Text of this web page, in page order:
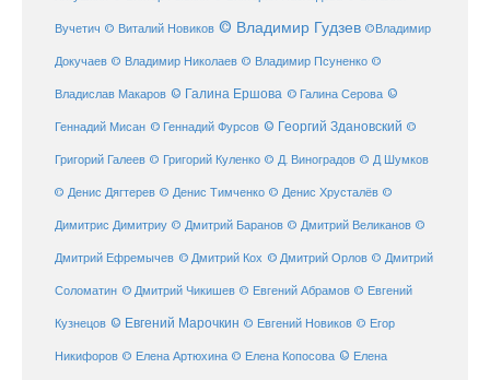
Вучетич © Виталий Новиков © Владимир Гудзев ©Владимир
Докучаев © Владимир Николаев © Владимир Псуненко ©
Владислав Макаров © Галина Ершова © Галина Серова ©
Геннадий Мисан © Геннадий Фурсов © Георгий Здановский ©
Григорий Галеев © Григорий Куленко © Д. Виноградов © Д Шумков
© Денис Дягтерев © Денис Тимченко © Денис Хрусталёв ©
Димитрис Димитриу © Дмитрий Баранов © Дмитрий Великанов ©
Дмитрий Ефремычев © Дмитрий Кох © Дмитрий Орлов © Дмитрий
Соломатин © Дмитрий Чикишев © Евгений Абрамов © Евгений
Кузнецов © Евгений Марочкин © Евгений Новиков © Егор
Никифоров © Елена Артюхина © Елена Копосова © Елена